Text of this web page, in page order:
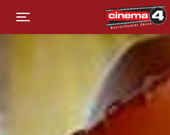
Toggle navigation
Cinema4